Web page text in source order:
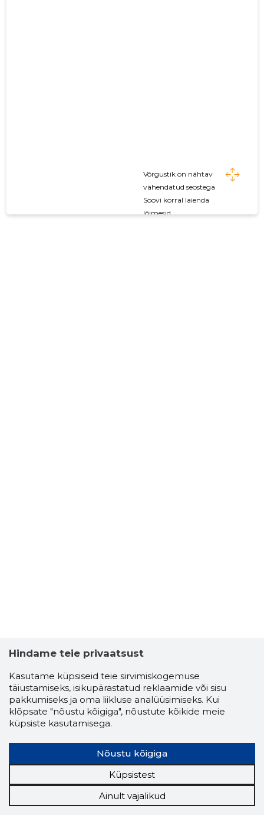
Võrgustik on nähtav
vähendatud seostega
Soovi korral laienda
lõimesid
Hindame teie privaatsust
Kasutame küpsiseid teie sirvimiskogemuse
täiustamiseks, isikupärastatud reklaamide või sisu
pakkumiseks ja oma liikluse analüüsimiseks. Kui
klõpsate "nõustu kõigiga", nõustute kõikide meie
küpsiste kasutamisega.
Nõustu kõigiga
Küpsistest
Ainult vajalikud